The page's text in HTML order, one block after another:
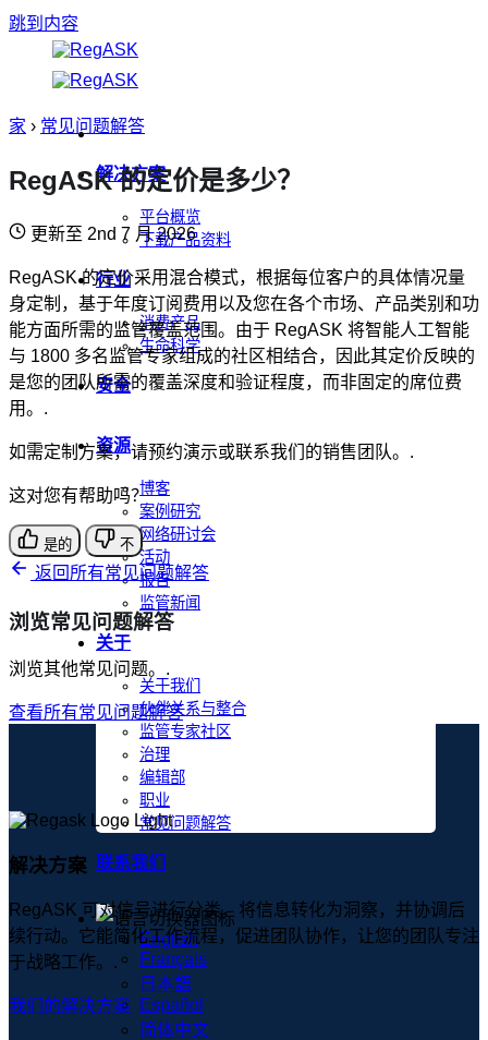
跳到内容
解决方案
平台概览
下载产品资料
行业
消费产品
生命科学
安全
资源
博客
案例研究
网络研讨会
活动
报告
监管新闻
关于
关于我们
伙伴关系与整合
监管专家社区
治理
编辑部
职业
常见问题解答
联系我们
English
Français
日本語
Español
简体中文
家 › 常见问题解答
RegASK 的定价是多少？
更新至 2nd 7 月 2026
RegASK 的定价采用混合模式，根据每位客户的具体情况量
身定制，基于年度订阅费用以及您在各个市场、产品类别和功
能方面所需的监管覆盖范围。由于 RegASK 将智能人工智能
与 1800 多名监管专家组成的社区相结合，因此其定价反映的
是您的团队所需的覆盖深度和验证程度，而非固定的席位费
用。.
如需定制方案，请预约演示或联系我们的销售团队。.
这对您有帮助吗？
是的 不
返回所有常见问题解答
浏览常见问题解答
浏览其他常见问题。.
查看所有常见问题解答
解决方案
RegASK 可对信号进行分类，将信息转化为洞察，并协调后
续行动。它能简化工作流程，促进团队协作，让您的团队专注
于战略工作。.
我们的解决方案